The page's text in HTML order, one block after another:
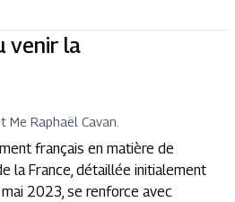
venir la
Me Raphaël Cavan.
français en matière de
la France, détaillée initialement
2023, se renforce avec